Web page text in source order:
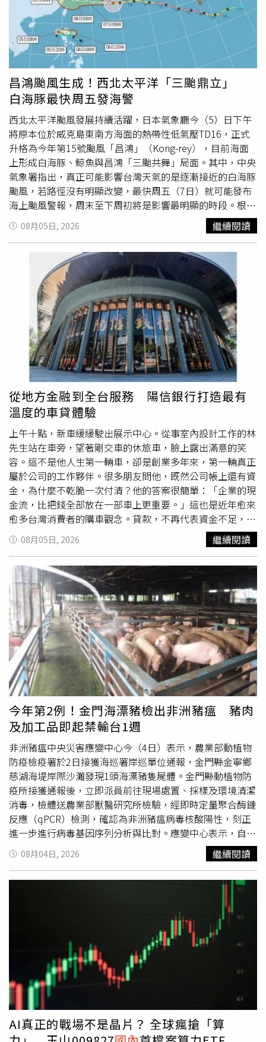
由，將43家中國企業列入實體清單，以及美國聯邦通訊委員
會（FCC）禁止進口及銷售新的外國製機器人設備與電力逆
變器。國際危機組織的William Yang表示，這些經濟衝突將
使原本脆弱的美中貿易休戰面臨更大壓力，也將進一步考驗
美中兩國能否達成共識的能力，「換句話說，如果雙方都不
願意軟化自身立場，那麼兩國很可能重新陷入愈演愈烈的競
爭模式。」
全印刷鑄幣公司（SPMCIL）負責印製測試鈔票。印度央行
要求，新型塑膠基材必須整合多項先進防偽技術，包括透明
視窗、人像圖案、金屬數字、磁性偽線、隱藏圖像及虹彩圖
紋等安全設計，以提升辨識度及防偽能力，同時也須符合印
度現有印鈔設備的印製規格。招標文件指出，本次採購僅供
首波試辦所需，若未來實地流通測試結果理想，印度央行將
可能擴大採購規模，甚至延伸至更多面額鈔票，因此此次國
際招標被視為印度全面導入塑膠貨幣的重要起點。目前投標
截止日期訂於8月18日。為避免涉及國家安全風險，印度此
次招標也祭出嚴格資格限制。投標廠商若在中國或巴基斯坦
設有營運據點，相關業務必須與印度專案完全隔離，不得使
用來自兩國的原料，也不得指派曾參與中國或巴基斯坦相關
業務的人員投入本案。此外，來自與印度有陸地邊界國家的
企業，也必須先取得印度工業暨國內貿易促進部（DPIIT）
登記資格，才能參與投標。除了安全要求外，投標廠商還須
具備至少3年供應中央銀行或官方印鈔機構塑膠鈔票基材的
經驗，並擁有供貨至少2萬400令、約占本次需求30%的能
力，同時須送交塑膠基材樣品供實驗室檢測，並提出證明確
認材料不含動物脂肪（Animal Tallow）及DNA成分。印度
儲備銀行總裁馬爾霍特拉（Sanjay Malhotra）日前表示，塑
膠鈔票計畫目前仍在審慎評估階段，央行正檢視技術可行
性、成本效益及整體使用優勢。若試辦計畫順利，最快可望
於下一個會計年度開始讓塑膠鈔票投入流通；至於是否全面
推廣，仍須視實地測試結果再做最終決定。印度官方指出，
塑膠鈔票相較傳統紙鈔更耐磨、防水、防潮，也不易撕裂或
髒污，平均使用壽命可比紙鈔高出數倍，不僅可降低長期印
製與汰換成本，也能加入更多高階防偽技術，提高假鈔仿製
門檻。此外，塑膠材質不易吸附細菌及污垢，在衛生與環保
方面同樣具有優勢。塑膠鈔票最早由澳洲於1988年率先發
行，目前全球已有超過50個國家採用，包括加拿大、英國、
紐西蘭等，都已將塑膠鈔票作為主要流通貨幣。印度若順利
完成試辦並正式推廣，也將加入全球塑膠貨幣行列，為國內
貨幣系統開啟新的發展階段。
昌鴻颱風生成！西北太平洋「三颱鼎立」
白海豚最快周五發海警
西北太平洋颱風發展持續活躍，日本氣象廳今（5）日下午
將原本位於威克島東南方海面的熱帶性低氣壓TD16，正式
升格為今年第15號颱風「昌鴻」（Kong-rey），目前海面
上形成白海豚、鯨魚與昌鴻「三颱共舞」局面。其中，中央
氣象署指出，真正可能影響台灣天氣的是逐漸接近的白海豚
颱風，若路徑沒有明顯改變，最快周五（7日）就可能發布
海上颱風警報，周末至下周初將是影響最明顯的時段。根據
中央氣象署資料，昌鴻颱風目前朝北北西方向移動，行進速
度約每小時27公里，預估6日上午中心將來到威克島北北西
方約700公里海面，由於距離台灣相當遙遠，未來移動方向
也未朝台灣而來，因此不會對國內
天氣造成直接影響。相較
之下，白海豚颱風仍是近期天氣變化的關鍵。氣象署表示，
白海豚持續朝琉球群島方向前進，預估本周末最接近台灣，
但實際距離及後續轉向時間仍有一定變數，未來幾天仍須持
續觀察最新路徑及強度變化，不排除最快周五發布海上颱風
警報。至於第14號颱風鯨魚，目前位於鵝鑾鼻南南西方約
550公里海面，後續將逐步偏向東方移動，對台灣沒有直接
影響，也不會成為近期主要天氣系統。天氣方面，氣象署指
出，6日迎風面的北部及宜蘭仍有局部短暫陣雨機會，其餘
地區大致維持多雲到晴；午後受到熱對流發展影響，中南部
及各地山區容易出現局部雷陣雨，山區降雨較為明顯，局部
地區有大雨發生機率。到了7日，隨著白海豚外圍雲系逐漸
接近，西半部降雨將開始增加，東北部也有局部降雨機會。
8日至10日期間，台灣可能受到颱風本體或外圍環流影響，
北部及中部山區降雨最為持續，局部地區有大雨甚至豪雨發
生的可能，尤其北部山區累積雨量值得留意；其他地區也將
出現局部短暫陣雨，民眾應持續關注中央氣象署發布的最新
颱風資訊及警報動態。日本氣象廳將熱帶性低氣壓TD16升
格為昌鴻颱風，目前三個颱風同時活動，白海豚成為影響台
灣天氣的關鍵系統。（圖／翻攝自日本氣象廳）
08月05日, 2026 繼續閱讀
從地方金融到全台服務 陽信銀行打造最有
溫度的車貸體驗
上午十點，新車緩緩駛出展示中心。從事室內設計工作的林
先生站在車旁，望著剛交車的休旅車，臉上露出滿意的笑
容。這不是他人生第一輛車，卻是創業多年來，第一輛真正
屬於公司的工作夥伴。很多朋友問他，既然公司帳上還有資
金，為什麼不乾脆一次付清？他的答案很簡單：「企業的現
金流，比把錢全部放在一部車上更重要。」這也是近年愈來
愈多台灣消費者的購車觀念。貸款，不再代表資金不足，而
是財務規畫的一部分。如何透過合理的資金配置，在保有生
活品質與企業營運彈性的同時，完成購車需求，已成為許多
家庭與創業者共同面臨的重要課題。近年台灣每年新車掛牌
量維持四十多萬輛，分期付款早已成為主流購車方式。當各
家銀行提供的利率逐漸接近，消費者真正比較的，不再只是
數字，而是另一個更重要的問題：哪一家銀行，願意真正理
解自己？也正因如此，由地方金融起家的陽信銀行，近年逐
漸成為不少購車族與汽車經銷商推薦的合作夥伴。台灣每年
新車掛牌約四十多萬輛，車貸分期已成為主流購車方式。
（圖／黃耀徵攝）在地銀行最大的價值，是離客戶更近金融
服務，從來不只是商品。尤其車貸，背後代表的往往是一個
家庭未來五年至七年的財務規畫。對此，陽信銀行認為，一
筆貸款真正需要了解的，不只是收入有多少，更重要的是收
入如何形成，以及客戶未來的生活規畫。不同於大型銀行多
半透過標準化授信模型快速完成案件審核，陽信銀行延續地
方金融機構多年累積的服務精神，在兼顧授信制度與風險管
理原則下，更重視與客戶面對面的互動，希望深入了解每一
位客戶的工作型態、收入結構及資金需求，提供更貼近實際
狀況的貸款建議。陽信銀行消費金融部張經理表示：「在地
銀行最大的優勢，除了專業，還有距離客戶更近的貼心服
務。我們看到的不只是信用評分，而是一個家庭未來幾年的
生活安排；不只是幾張財力文件，而是一位客戶努力打拚的
人生歷程。」也正因為如此，陽信銀行長年深耕地方商圈、
中小企業及社區客戶，累積出有別於大型銀行的服務文化。
陽信銀行消費金融部張經理表示：「在地銀行最大的優勢，
除了專業，還有距離客戶更近的貼心服務」。（圖／方萬民
攝）理解收入，也理解人生這樣的理念，對許多自營商而
言，感受尤其深刻。前面提到的林先生，每月收入並非固定
薪轉，而是依照不同設計案件分階段請款。雖然整體營運穩
定，但若只從薪資單判斷，並不足以完整反映他的財務能
力。在申辦車貸過程中，陽信銀行除了檢視相關財力證明，
也進一步了解林先生工作室的營運狀況、案件來源與現金流
安排，再依據實際需求建議合適的貸款年限及每月還款金
額。「貸款順利核准固然重要，更重要的是，每個月還款都
不會影響公司的正常營運。」林先生說。另一位在科技公司
工作的陳小姐，也有類似感受。迎接第二個孩子出生後，夫
08月05日, 2026 繼續閱讀
今年第2例！金門海漂豬檢出非洲豬瘟 豬肉
及加工品即起禁輸台1週
非洲豬瘟中央災害應變中心今（4日）表示，農業部動植物
防疫檢疫署於2日接獲海巡署岸巡單位通報，金門縣金寧鄉
慈湖海堤岸際沙灘發現1頭海漂豬隻屍體。金門縣動植物防
疫所接獲通報後，立即派員前往現場處置、採樣及環境清潔
消毒，檢體送農業部獸醫研究所檢驗，經即時定量聚合酶鏈
反應（qPCR）檢測，確認為非洲豬瘟病毒核酸陽性，刻正
進一步進行病毒基因序列分析與比對。應變中心表示，自
107年起迄今，國內
海漂豬檢出非洲豬瘟病毒核酸陽性案例
累計22例，114年發生2例，本案例為今年第2例，顯示海漂
豬隨海流漂抵岸際的風險仍持續存在，岸際巡查、即時通報
及邊境檢疫均不可鬆懈。為因應本次海漂豬檢出非洲豬瘟病
毒核酸陽性，金門防疫所依標準程序，將發現地點半徑10公
里內共21場養豬場列為管制健康訪視對象，於今日已完成所
有豬場健康訪視工作，確認全部豬隻健康均良好。針對邊境
檢疫，防檢署已責成高雄分署金門檢疫站持續加強金門機
場、港口及小三通旅運中心查驗，入境旅客行李落實
100％X光檢查，並搭配檢疫犬組及人工查驗；同時加強金
門返臺旅客行李檢查，嚴防未經檢疫之豬肉及其製品輸往臺
灣本島及其他離島。防檢署並持續與海巡、海關、航警及航
空站等邊境管制機關合作，加強高風險旅客、國際郵包、海
運快遞及走私案件查緝，落實岸際巡查與疑似海漂動物即時
08月04日, 2026 繼續閱讀
AI真正的戰場不是晶片？ 全球瘋搶「算